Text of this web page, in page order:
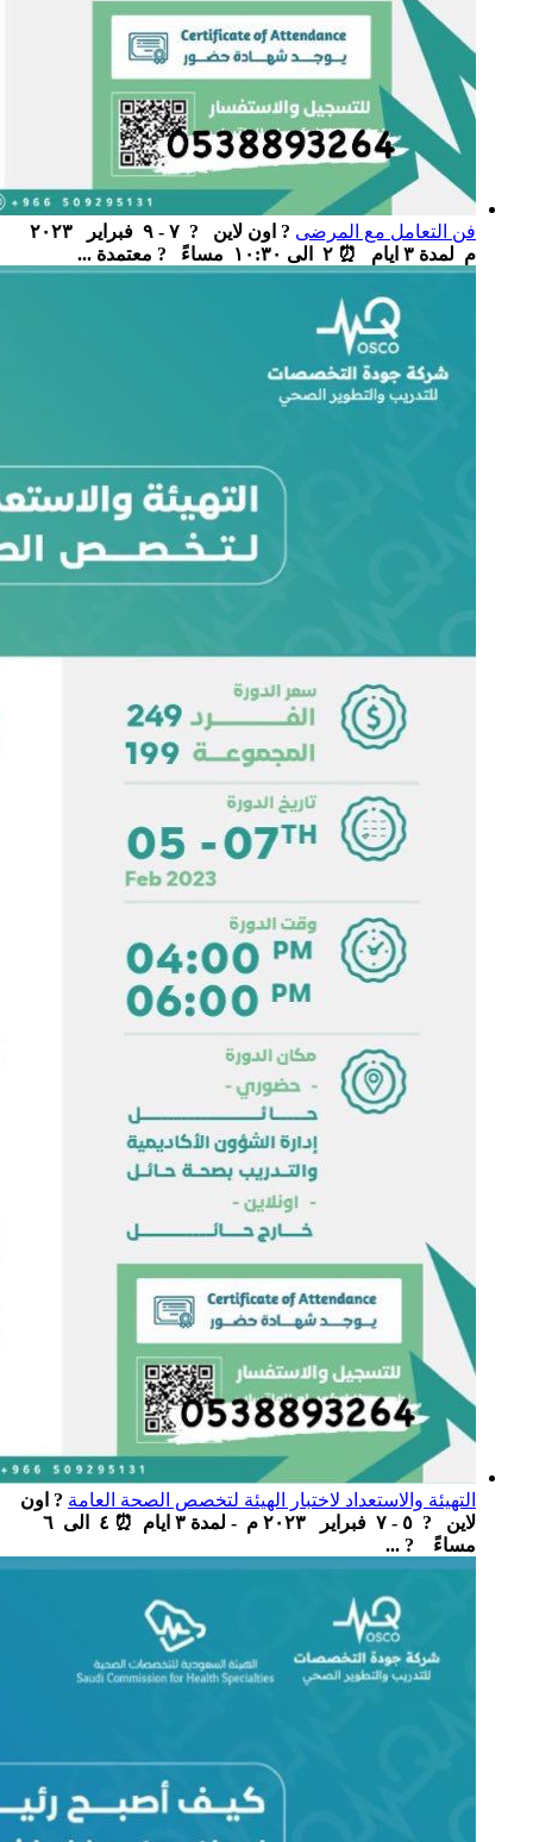
فن التعامل مع المرضى
? اون لاين ‏ ‏ ? ٧ - ٩ فبراير ٢٠٢٣
م لمدة ٣ ايام ‏ ⏰ ٢ الى ١٠:٣٠ مساءً ‏ ‏ ? معتمدة ...
التهيئة والاستعداد لاختبار الهيئة لتخصص الصحة العامة ? اون
لاين ‏ ‏ ? ٥ - ٧ فبراير ٢٠٢٣ م - لمدة ٣ ايام ‏ ⏰ ٤ الى ٦
مساءً ‏ ? ...